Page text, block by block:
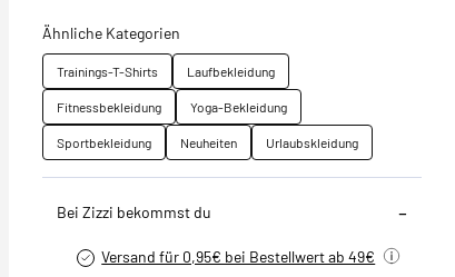
Ähnliche Kategorien
Trainings-T-Shirts
Laufbekleidung
Fitnessbekleidung
Yoga-Bekleidung
Sportbekleidung
Neuheiten Urlaubskleidung
Bei Zizzi bekommst du
Versand für 0,95€ bei Bestellwert ab 49€